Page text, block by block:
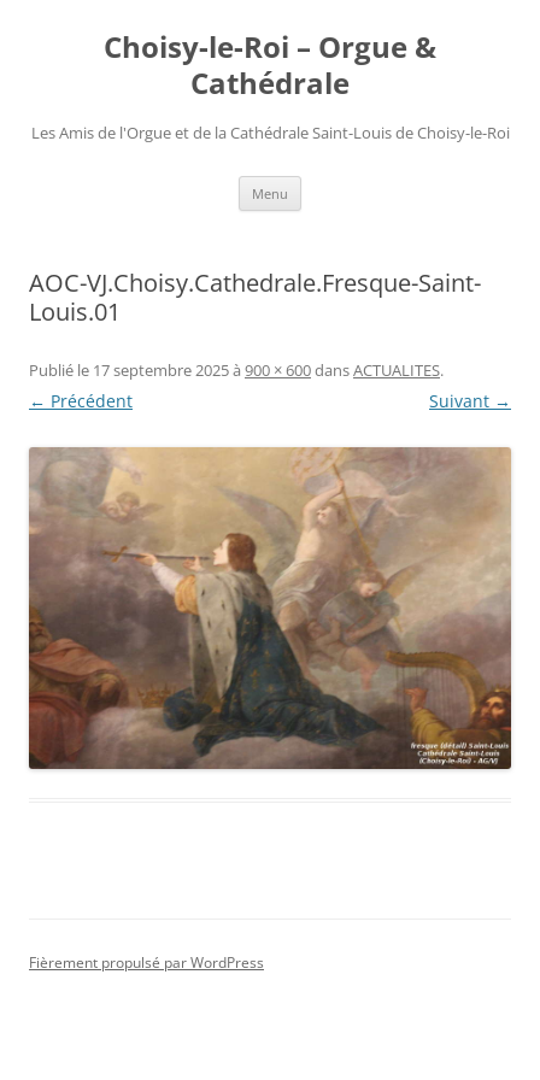
Choisy-le-Roi – Orgue &
Cathédrale
Les Amis de l'Orgue et de la Cathédrale Saint-Louis de Choisy-le-Roi
Menu
AOC-VJ.Choisy.Cathedrale.Fresque-Saint-
Louis.01
Publié le 17 septembre 2025à 900 × 600dansACTUALITES.
← Précédent Suivant →
Fièrement propulsé par WordPress